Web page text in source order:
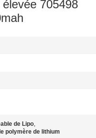
705498
de Lipo,
polymère de lithium